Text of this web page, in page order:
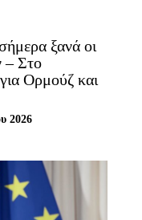
ξανά οι
– Στο
Ορμούζ και
2026